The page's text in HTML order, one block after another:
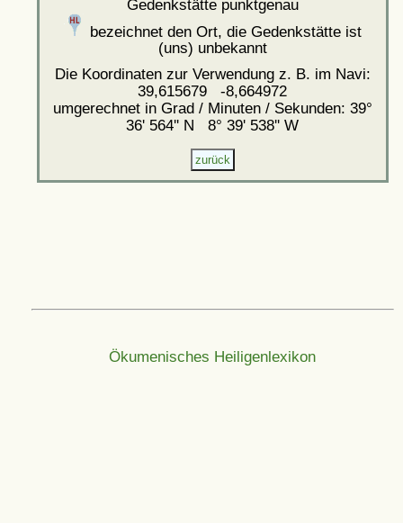
Gedenkstätte punktgenau
bezeichnet den Ort, die Gedenkstätte ist
(uns) unbekannt
Die Koordinaten zur Verwendung z. B. im Navi:
39,615679 -8,664972
umgerechnet in Grad / Minuten / Sekunden: 39°
36' 564'' N 8° 39' 538'' W
Ökumenisches Heiligenlexikon